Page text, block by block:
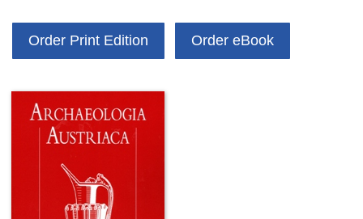
Order Print Edition Order eBook